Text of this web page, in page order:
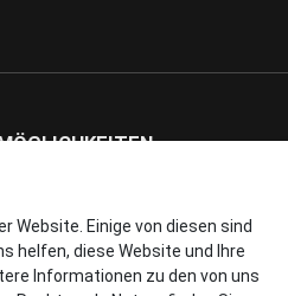
MIT
Website. Einige von diesen sind
helfen, diese Website und Ihre
Informationen zu den von uns